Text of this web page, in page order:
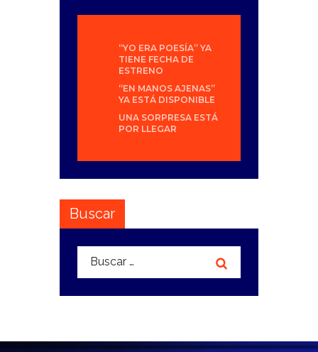
“YO ERA POESÍA” YA
TIENE FECHA DE
ESTRENO
“EN MANOS AJENAS”
YA ESTÁ DISPONIBLE
UNA SORPRESA ESTÁ
POR LLEGAR
Buscar
Buscar: